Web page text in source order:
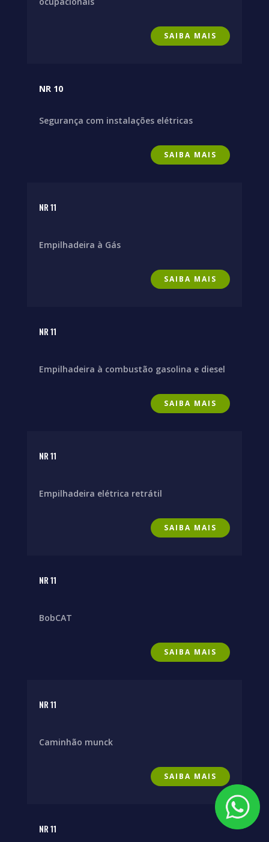
SAIBA MAIS
NR 10
Segurança com instalações elétricas
SAIBA MAIS
NR 11
Empilhadeira à Gás
SAIBA MAIS
NR 11
Empilhadeira à combustão gasolina e diesel
SAIBA MAIS
NR 11
Empilhadeira elétrica retrátil
SAIBA MAIS
NR 11
BobCAT
SAIBA MAIS
NR 11
Caminhão munck
SAIBA MAIS
NR 11